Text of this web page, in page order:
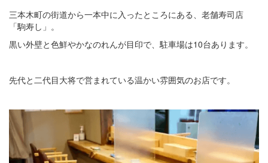
三本木町の街道から一本中に入ったところにある、老舗寿司店
「駒寿し」。
黒い外壁と色鮮やかなのれんが目印で、駐車場は10台あります。
先代と二代目大将で営まれている温かい雰囲気のお店です。